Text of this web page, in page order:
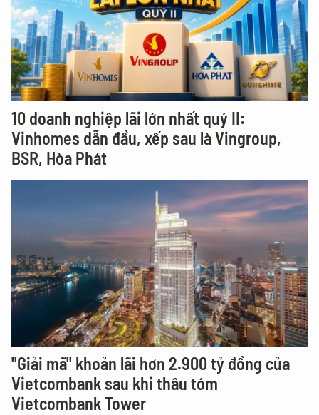
10 doanh nghiệp lãi lớn nhất quý II:
Vinhomes dẫn đầu, xếp sau là Vingroup,
BSR, Hòa Phát
"Giải mã" khoản lãi hơn 2.900 tỷ đồng của
Vietcombank sau khi thâu tóm
Vietcombank Tower